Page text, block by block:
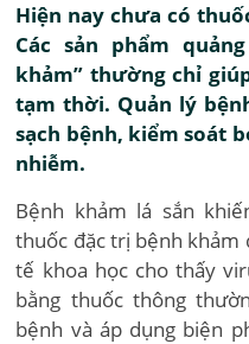
Hiện nay chưa có
Các sản phẩm
khảm” thường chỉ
tạm thời. Quản lý
sạch bệnh, kiểm soát
nhiễm.
Bệnh khảm lá sắn
thuốc đặc trị bệnh khảm
tế khoa học cho thấy
bằng thuốc thông
bệnh và áp dụng biện